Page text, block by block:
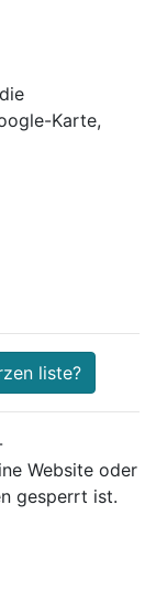
Karte,
liste?
Website oder
gesperrt ist.